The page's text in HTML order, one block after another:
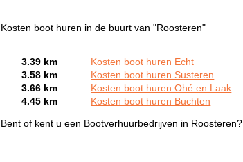
Kosten boot huren in de buurt van "Roosteren"
3.39 km
Kosten boot huren Echt
3.58 km
Kosten boot huren Susteren
3.66 km
Kosten boot huren Ohé en Laak
4.45 km
Kosten boot huren Buchten
Bent of kent u een Bootverhuurbedrijven in Roosteren?